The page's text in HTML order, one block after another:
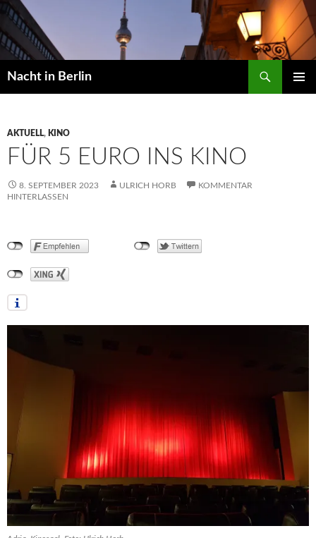
Zum
Inhalt
springen
Nacht in Berlin
AKTUELL, KINO
FÜR 5 EURO INS KINO
8. SEPTEMBER 2023 ULRICH HORB
KOMMENTAR
HINTERLASSEN